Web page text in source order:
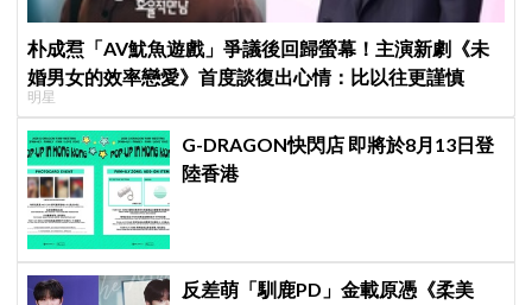
朴成焄「AV魷魚遊戲」爭議後回歸螢幕！主演新劇《未
婚男女的效率戀愛》首度談復出心情：比以往更謹慎
明星
G-DRAGON快閃店 即將於8月13日登
陸香港
反差萌「馴鹿PD」金載原憑《柔美